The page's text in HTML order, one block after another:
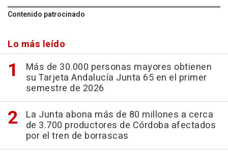
Contenido patrocinado
Lo más leído
Más de 30.000 personas mayores obtienen
su Tarjeta Andalucía Junta 65 en el primer
semestre de 2026
La Junta abona más de 80 millones a cerca
de 3.700 productores de Córdoba afectados
por el tren de borrascas